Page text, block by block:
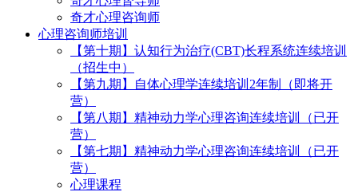
奇才心理咨询师
心理咨询师培训
【第十期】认知行为治疗(CBT)长程系统连续培训
（招生中）
【第九期】自体心理学连续培训2年制（即将开
营）
【第八期】精神动力学心理咨询连续培训（已开
营）
【第七期】精神动力学心理咨询连续培训（已开
营）
心理课程